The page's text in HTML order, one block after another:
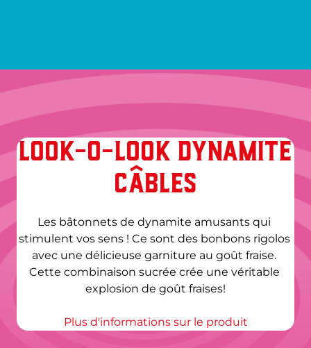
LOOK-O-LOOK DYNAMITE
CÂBLES
Les bâtonnets de dynamite amusants qui
stimulent vos sens ! Ce sont des bonbons rigolos
avec une délicieuse garniture au goût fraise.
Cette combinaison sucrée crée une véritable
explosion de goût fraises!
Plus d'informations sur le produit